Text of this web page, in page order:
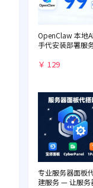
OpenClaw 本地
手代安装部署服
门教程
￥ 129
专业服务器面板
建服务 — 让服务